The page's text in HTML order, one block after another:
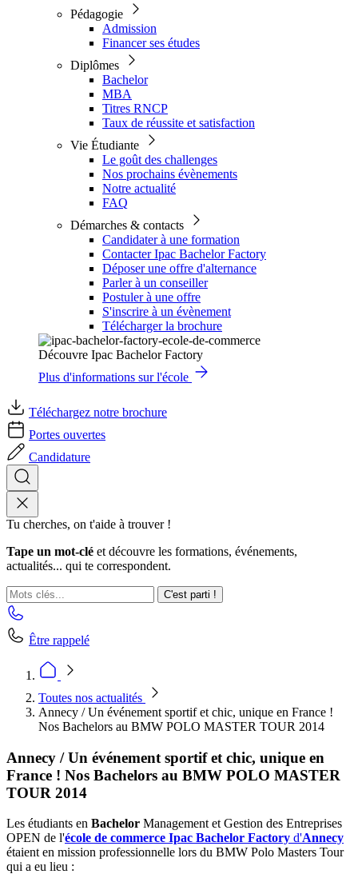
Pédagogie
Admission
Financer ses études
Diplômes
Bachelor
MBA
Titres RNCP
Taux de réussite et satisfaction
Vie Étudiante
Le goût des challenges
Nos prochains évènements
Notre actualité
FAQ
Démarches & contacts
Candidater à une formation
Contacter Ipac Bachelor Factory
Déposer une offre d'alternance
Parler à un conseiller
Postuler à une offre
S'inscrire à un évènement
Télécharger la brochure
Découvre Ipac Bachelor Factory
Plus d'informations sur l'école
Téléchargez notre brochure
Portes ouvertes
Candidature
Tu cherches, on t'aide à trouver !
Tape un mot-clé et découvre les formations, événements,
actualités... qui te correspondent.
C'est parti !
Être rappelé
Toutes nos actualités
Annecy / Un événement sportif et chic, unique en France !
Nos Bachelors au BMW POLO MASTER TOUR 2014
Annecy / Un événement sportif et chic, unique en
France ! Nos Bachelors au BMW POLO MASTER
TOUR 2014
Les étudiants en Bachelor Management et Gestion des Entreprises
OPEN de l'école de commerce Ipac Bachelor Factory d'Annecy
étaient en mission professionnelle lors du BMW Polo Masters Tour
qui a eu lieu :